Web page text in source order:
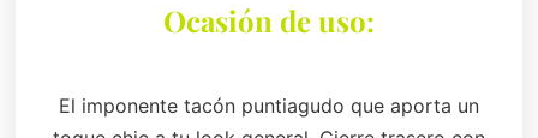
Ocasión de uso:
El imponente tacón puntiagudo que aporta un